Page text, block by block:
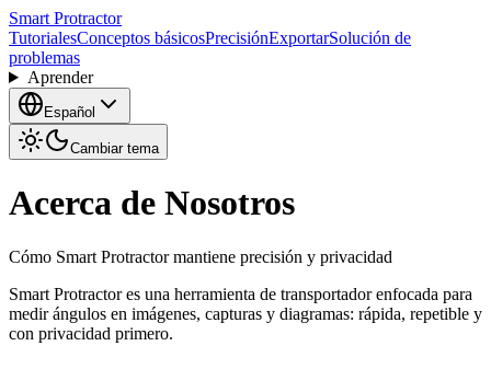
Smart Protractor
TutorialesConceptos básicosPrecisiónExportarSolución de
problemas
Aprender
Español
Cambiar tema
Acerca de Nosotros
Cómo Smart Protractor mantiene precisión y privacidad
Smart Protractor es una herramienta de transportador enfocada para
medir ángulos en imágenes, capturas y diagramas: rápida, repetible y
con privacidad primero.